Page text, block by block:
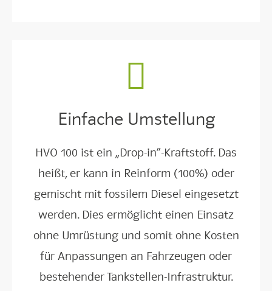
Einfache Umstellung
HVO 100 ist ein „Drop-in“-Kraftstoff. Das
heißt, er kann in Reinform (100%) oder
gemischt mit fossilem Diesel eingesetzt
werden. Dies ermöglicht einen Einsatz
ohne Umrüstung und somit ohne Kosten
für Anpassungen an Fahrzeugen oder
bestehender Tankstellen-Infrastruktur.